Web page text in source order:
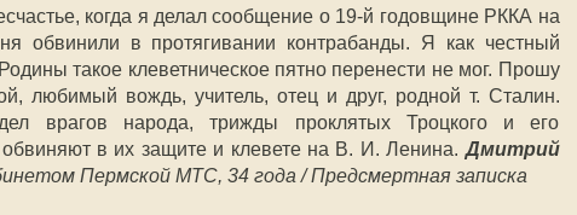
когда я делал сообщение о 19-й годовщине РККА на
обвинили в протягивании контрабанды. Я как честный
такое клеветническое пятно перенести не мог. Прошу
любимый вождь, учитель, отец и друг, родной т. Сталин.
врагов народа, трижды проклятых Троцкого и его
в их защите и клевете на В. И. Ленина.Дмитрий
Пермской МТС, 34 года / Предсмертная записка